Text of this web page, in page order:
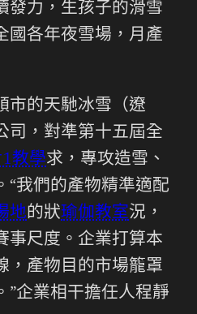
發力，生孩子的滑雪
國各年夜雪場，月產
市的天馳冰雪（遼
司，對準第十五屆全
教學求，專攻造雪、
“我們的產物精準適配
地的狀瑜伽教室況，
事尺度。企業打算本
，產物目的市場籠罩
”企業相干擔任人程靜